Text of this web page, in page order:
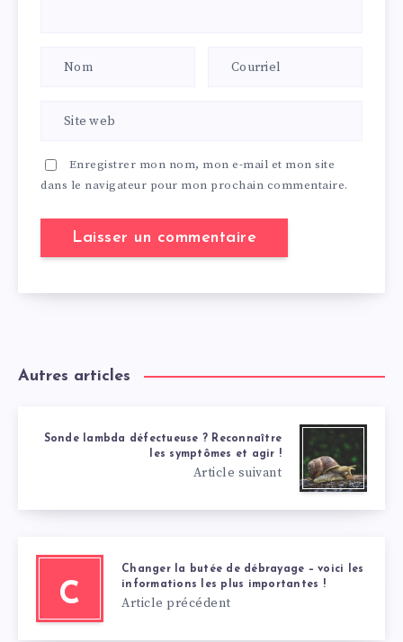
Enregistrer mon nom, mon e-mail et mon site
dans le navigateur pour mon prochain commentaire.
Autres articles
Sonde lambda défectueuse ? Reconnaître
les symptômes et agir !
Article suivant
C
Changer la butée de débrayage – voici les
informations les plus importantes !
Article précédent